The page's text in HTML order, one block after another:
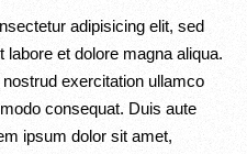
adipisicing elit, sed
et dolore magna aliqua.
exercitation ullamco
consequat. Duis aute
ipsum dolor sit amet,